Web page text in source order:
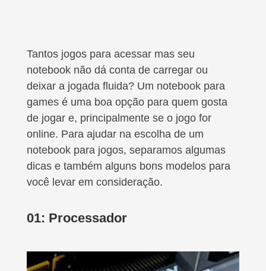
Tantos jogos para acessar mas seu
notebook não dá conta de carregar ou
deixar a jogada fluida? Um notebook para
games é uma boa opção para quem gosta
de jogar e, principalmente se o jogo for
online. Para ajudar na escolha de um
notebook para jogos, separamos algumas
dicas e também alguns bons modelos para
você levar em consideração.
01: Processador